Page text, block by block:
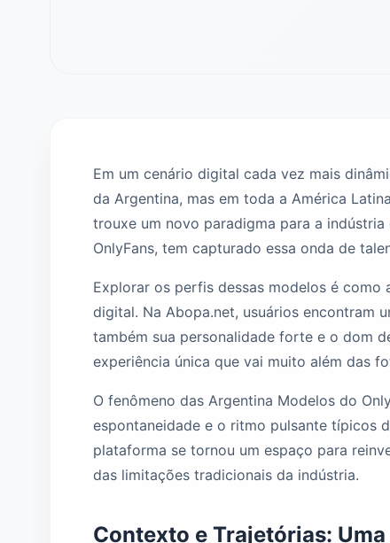
Em um cenário digital cada vez mais
da Argentina, mas em toda a América
trouxe um novo paradigma para a
OnlyFans, tem capturado essa onda de
Explorar os perfis dessas modelos é como
digital. Na Abopa.net, usuários encontram
também sua personalidade forte e o dom
experiência única que vai muito além das
O fenômeno das Argentina Modelos do
espontaneidade e o ritmo pulsante típicos
plataforma se tornou um espaço para
das limitações tradicionais da indústria.
Contexto e Trajetórias: